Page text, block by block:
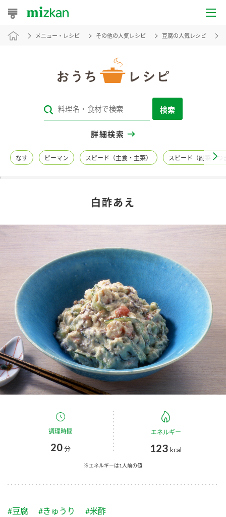
おうちレシピ
レシピカテゴリ一覧
レシピ名特集
酢 調味酢
お酢ドリンク ぽん酢
みりん風・料理酒 鍋用調味料
つゆ
スープ 中華
ふりかけ
新商品一覧
キャンペーン情報
ブランド・スペシャルサイト
ブランド・スペシャルサイト トップ
商品ブランドサイト
Fibee（ファイビー）
くらしプラ酢
お酢ドリンク
つゆ
鍋なび
企業情報
国内事業概要
企業理念
ミツカンの歴史
ミツカンを知る
環境への取り組み
メニュー・レシピ その他の人気レシピ 豆腐の人気レシピ
検索
詳細検索
なす ピーマン スピード（主食・主菜） スピード（副菜・つ
白酢あえ
調理時間
20分
エネルギー
123 kcal
※エネルギーは1人前の値
#豆腐 #きゅうり #米酢